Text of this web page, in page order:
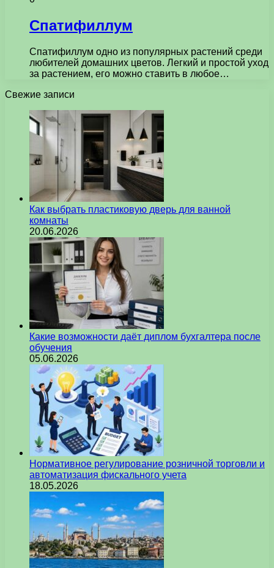
Спатифиллум
Спатифиллум одно из популярных растений среди
любителей домашних цветов. Легкий и простой уход
за растением, его можно ставить в любое…
Свежие записи
Как выбрать пластиковую дверь для ванной
комнаты
20.06.2026
Какие возможности даёт диплом бухгалтера после
обучения
05.06.2026
Нормативное регулирование розничной торговли и
автоматизация фискального учета
18.05.2026